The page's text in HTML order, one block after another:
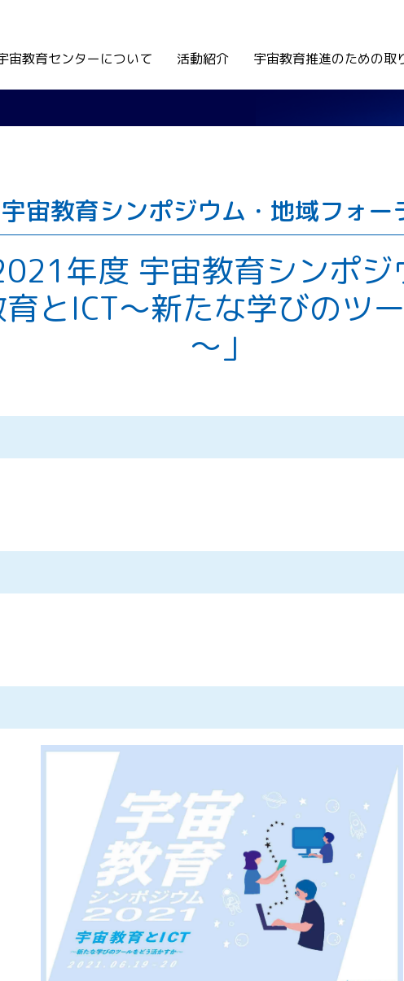
宙教育センターについて 活動紹介 宇宙教育推進のための取
宇宙教育シンポジウム・地域フォー
年度 宇宙教育シンポジ
とICT～新たな学びのツ
～」